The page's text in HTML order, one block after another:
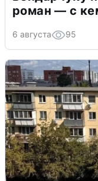
роман — с
6 августа 95